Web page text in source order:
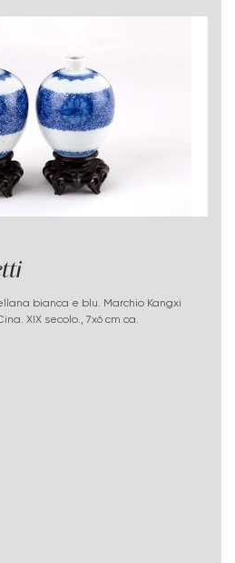
XIX secolo., 7x6 cm ca.